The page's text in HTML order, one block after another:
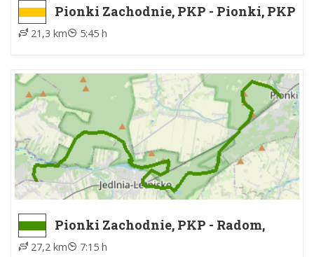
Pionki Zachodnie, PKP - Pionki, PKP
21,3 km 5:45 h
Pionki Zachodnie, PKP - Radom,
Rajec Letnisko
27,2 km 7:15 h